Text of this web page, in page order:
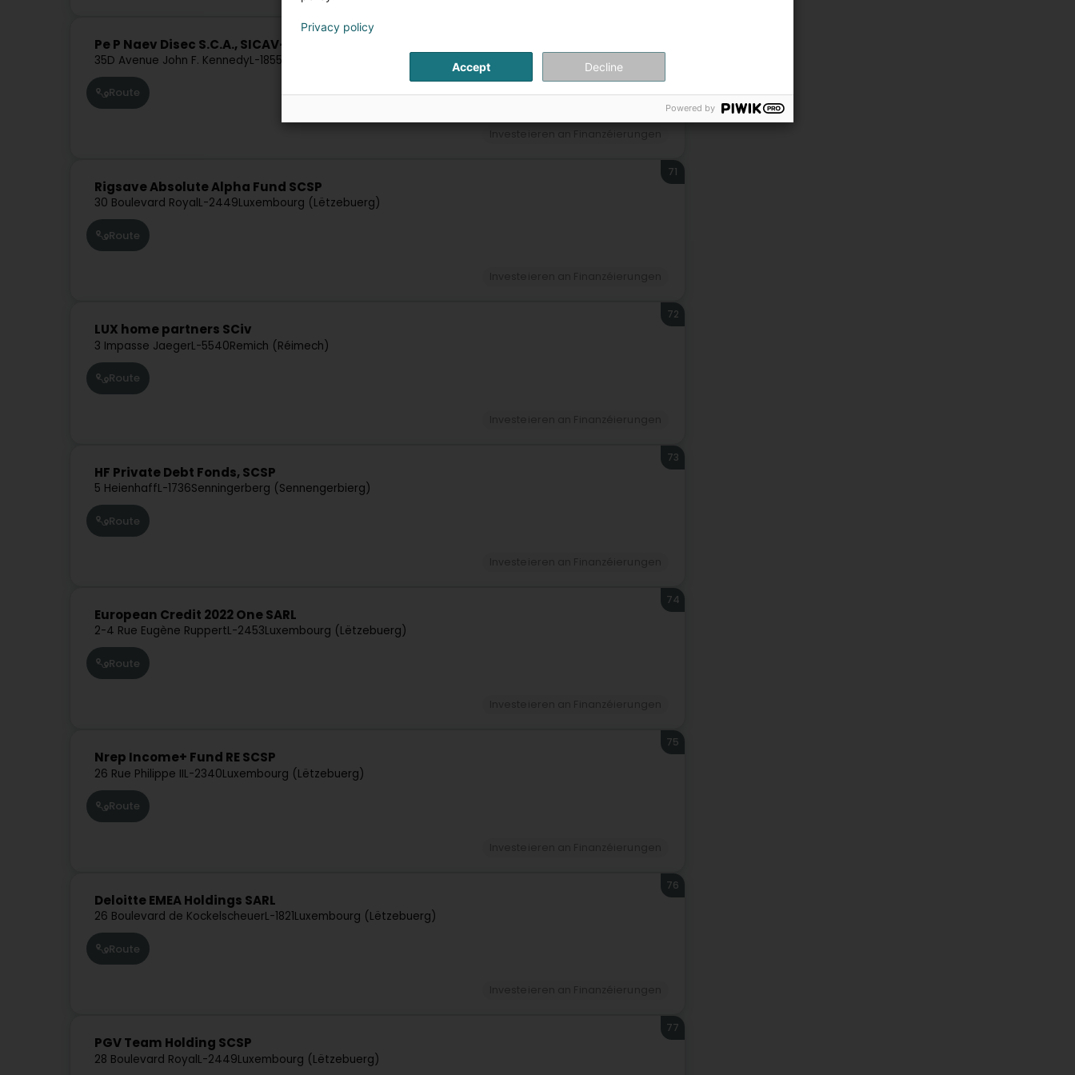
Pe P Naev Disec S.C.A., SICAV-RAIF SICAV
35D Avenue John F. KennedyL-1855
Route
Investeieren an Finanzéierungen
Rigsave Absolute Alpha Fund SCSP
30 Boulevard RoyalL-2449Luxembourg (Lëtzebuerg)
71
Route
LUX home partners SCiv
3 Impasse JaegerL-5540Remich (Réimech)
72
Route
HF Private Debt Fonds, SCSP
5 HeienhaffL-1736Senningerberg (Sennengerbierg)
73
Route
European Credit 2022 One SARL
2-4 Rue Eugène RuppertL-2453Luxembourg (Lëtzebuerg)
74
Route
Nrep Income+ Fund RE SCSP
26 Rue Philippe IIL-2340Luxembourg (Lëtzebuerg)
75
Route
Deloitte EMEA Holdings SARL
26 Boulevard de KockelscheuerL-1821Luxembourg (Lëtzebuerg)
76
Route
PGV Team Holding SCSP
28 Boulevard RoyalL-2449Luxembourg (Lëtzebuerg)
77
Privacy policy
Accept Decline
Powered by